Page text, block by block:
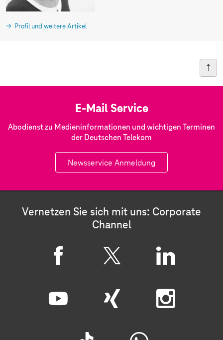
Profil und weitere Artikel
E-Mail Service
Abodienst zu Medieninformationen und wichtigen Terminen
der Deutschen Telekom
Newsservice Anmeldung
Vernetzen Sie sich mit uns: Corporate
Channel
a
c
i
n